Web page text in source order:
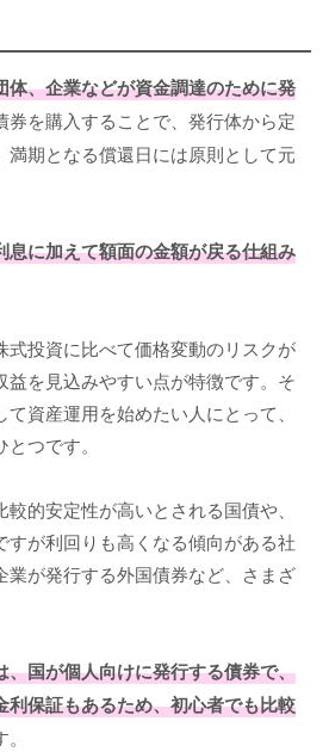
体、企業などが資金調達のために発
券を購入することで、発行体から定
満期となる償還日には原則として元
息に加えて額面の金額が戻る仕組み
式投資に比べて価格変動のリスクが
益を見込みやすい点が特徴です。そ
資産運用を始めたい人にとって、
つです。
的安定性が高いとされる国債や、
すが利回りも高くなる傾向がある社
業が発行する外国債券など、さまざ
、国が個人向けに発行する債券で、
利保証もあるため、初心者でも比較